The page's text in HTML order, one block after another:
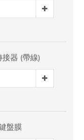
器 (帶線)
盤膜